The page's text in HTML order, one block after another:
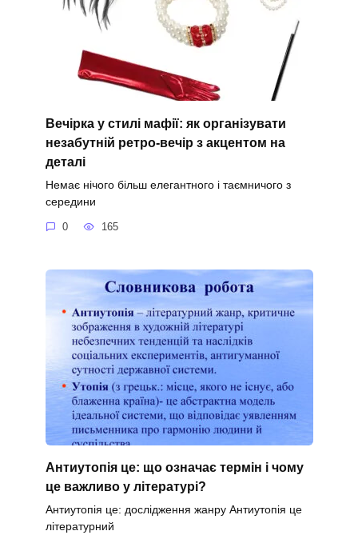
Вечірка у стилі мафії: як організувати
незабутній ретро-вечір з акцентом на
деталі
Немає нічого більш елегантного і таємничого з
середини
0 165
Антиутопія це: що означає термін і чому
це важливо у літературі?
Антиутопія це: дослідження жанру Антиутопія це
літературний